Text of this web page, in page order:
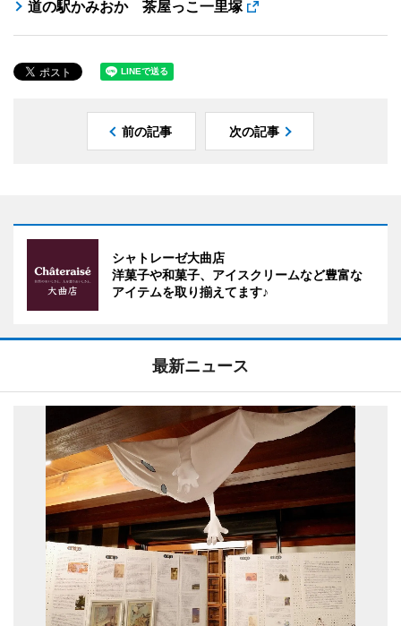
道の駅かみおか 茶屋っこ一里塚
前の記事 次の記事
シャトレーゼ大曲店
洋菓子や和菓子、アイスクリームなど豊富な
アイテムを取り揃えてます♪
最新ニュース